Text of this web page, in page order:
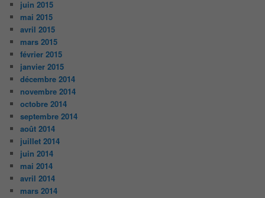
juin 2015
mai 2015
avril 2015
mars 2015
février 2015
janvier 2015
décembre 2014
novembre 2014
octobre 2014
septembre 2014
août 2014
juillet 2014
juin 2014
mai 2014
avril 2014
mars 2014